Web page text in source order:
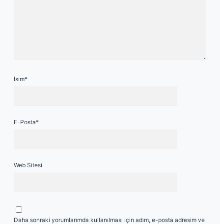
İsim*
E-Posta*
Web Sitesi
Daha sonraki yorumlarımda kullanılması için adım, e-posta adresim ve